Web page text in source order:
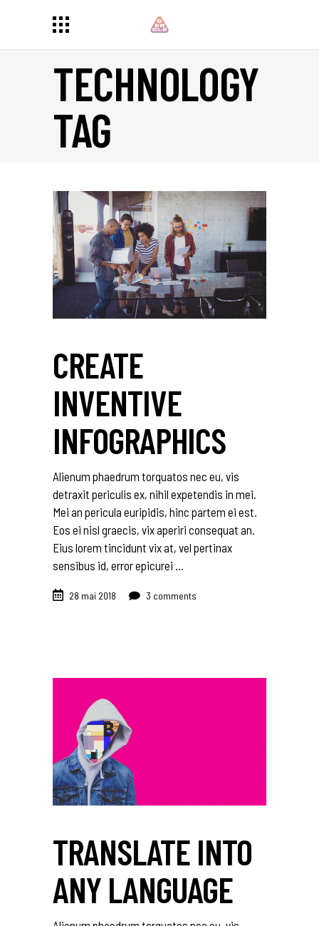
TECHNOLOGY
TAG
CREATE
INVENTIVE
INFOGRAPHICS
Alienum phaedrum torquatos nec eu, vis
detraxit periculis ex, nihil expetendis in mei.
Mei an pericula euripidis, hinc partem ei est.
Eos ei nisl graecis, vix aperiri consequat an.
Eius lorem tincidunt vix at, vel pertinax
sensibus id, error epicurei
28 mai 2018 3 comments
TRANSLATE INTO
ANY LANGUAGE